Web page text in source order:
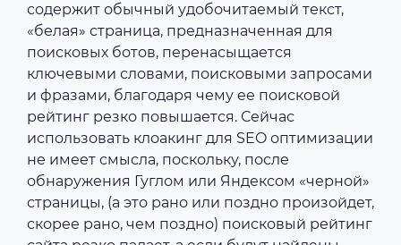
содержит обычный удобочитаемый текст,
«белая» страница, предназначенная для
поисковых ботов, перенасыщается
ключевыми словами, поисковыми запросами
и фразами, благодаря чему ее поисковой
рейтинг резко повышается. Сейчас
использовать клоакинг для SEO оптимизации
не имеет смысла, поскольку, после
обнаружения Гуглом или Яндексом «черной»
страницы, (а это рано или поздно произойдет,
скорее рано, чем поздно) поисковый рейтинг